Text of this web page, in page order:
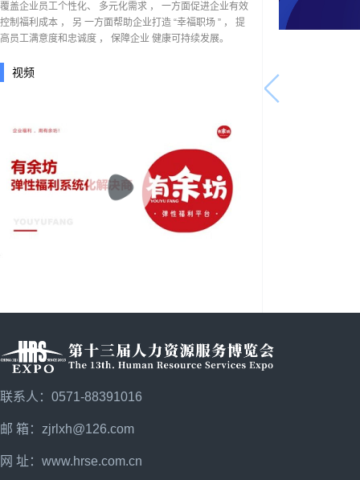
覆盖企业员工个性化、 多元化需求 ， 一方面促进企业有效
控制福利成本 ， 另 一方面帮助企业打造 “幸福职场 ” ， 提
高员工满意度和忠诚度 ， 保障企业 健康可持续发展。
视频
联系人：0571-88391016
邮 箱：zjrlxh@126.com
网 址： www.hrse.com.cn